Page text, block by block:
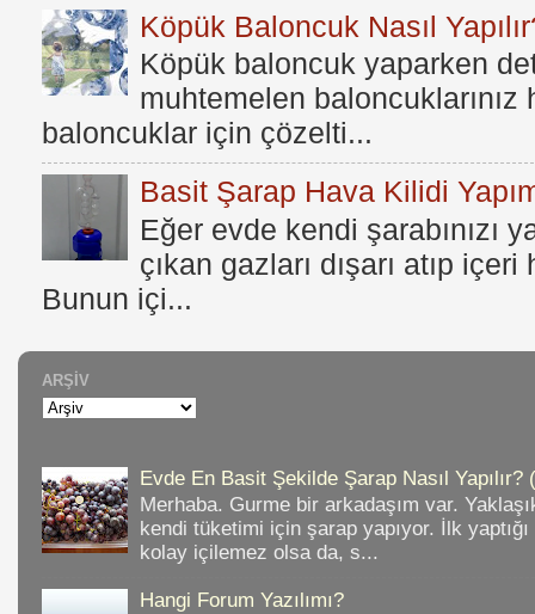
Köpük Baloncuk Nasıl
Köpük baloncuk yaparken
muhtemelen baloncuklarınız
baloncuklar için çözelti...
Basit Şarap Hava Kilidi
Eğer evde kendi şarabınızı
çıkan gazları dışarı atıp
Bunun içi...
ARŞIV
Evde En Basit Şekilde Şarap Nasıl Yapılır?
Merhaba. Gurme bir arkadaşım var.
kendi tüketimi için şarap yapıyor. İlk
kolay içilemez olsa da, s...
Hangi Forum Yazılımı?